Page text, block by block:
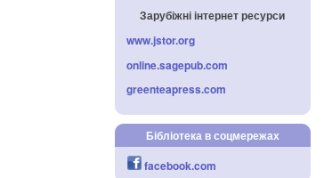
Зарубіжні інтернет ресурси
www.jstor.org
online.sagepub.com
greenteapress.com
Бібліотека в соцмережах
facebook.com